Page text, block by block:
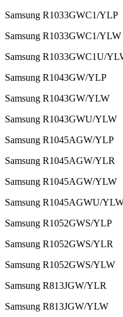
Samsung R1033GWC1/YLP
Samsung R1033GWC1/YLW
Samsung R1033GWC1U/
Samsung R1043GW/YLP
Samsung R1043GW/YLW
Samsung R1043GWU/YLW
Samsung R1045AGW/YLP
Samsung R1045AGW/YLR
Samsung R1045AGW/YLW
Samsung R1045AGWU/
Samsung R1052GWS/YLP
Samsung R1052GWS/YLR
Samsung R1052GWS/YLW
Samsung R813JGW/YLR
Samsung R813JGW/YLW